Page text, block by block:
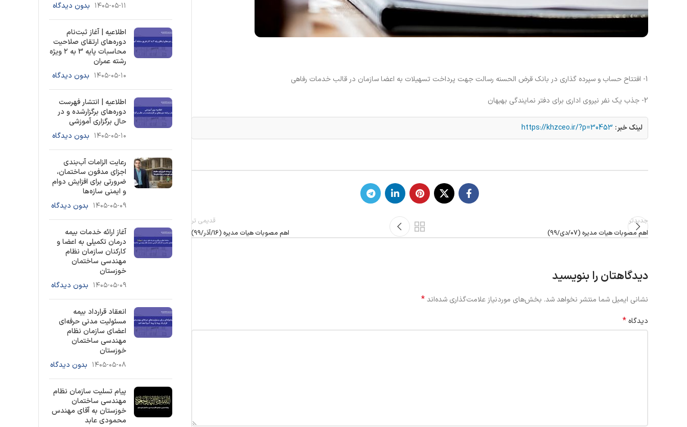
1- افتتاح حساب و سپرده گذاری در بانک قرض الحسنه رسالت جهت پرداخت تسهیلات به اعضا سازمان در قالب خدمات رفاهی
2- جذب یک نفر نیروی اداری برای دفتر نمایندگی بهبهان
لینک خبر: https://khzceo.ir/?p=30453
جدیدتر
اهم مصوبات هیات مدیره (07/دی/99)
قدیمی تر
اهم مصوبات هیات مدیره (16/آذر/99)
دیدگاهتان را بنویسید
نشانی ایمیل شما منتشر نخواهد شد. بخش‌های موردنیاز علامت‌گذاری شده‌اند*
دیدگاه *
۱۴۰۵-۰۵-۱۱ بدون دیدگاه
اطلاعیه | آغاز ثبت‌نام
دوره‌های ارتقای صلاحیت
محاسبات پایه 3 به ۲ ویژه
رشته عمران
۱۴۰۵-۰۵-۱۰ بدون دیدگاه
اطلاعیه | انتشار فهرست
دوره‌های برگزارشده و در
حال برگزاری آموزشی
۱۴۰۵-۰۵-۱۰ بدون دیدگاه
رعایت الزامات آب‌بندی
اجزای مدفون ساختمان،
ضرورتی برای افزایش دوام
و ایمنی سازه‌ها
۱۴۰۵-۰۵-۰۹ بدون دیدگاه
آغاز ارائه خدمات بیمه
درمان تکمیلی به اعضا و
کارکنان سازمان نظام
مهندسی ساختمان
خوزستان
۱۴۰۵-۰۵-۰۹ بدون دیدگاه
انعقاد قرارداد بیمه
مسئولیت مدنی حرفه‌ای
اعضای سازمان نظام
مهندسی ساختمان
خوزستان
۱۴۰۵-۰۵-۰۸ بدون دیدگاه
پیام تسلیت سازمان نظام
مهندسی ساختمان
خوزستان به آقای مهندس
محمودی عابد